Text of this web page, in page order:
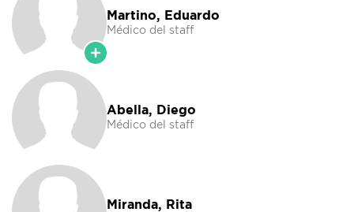
Martino, Eduardo
Médico del staff
Abella, Diego
Médico del staff
Miranda, Rita